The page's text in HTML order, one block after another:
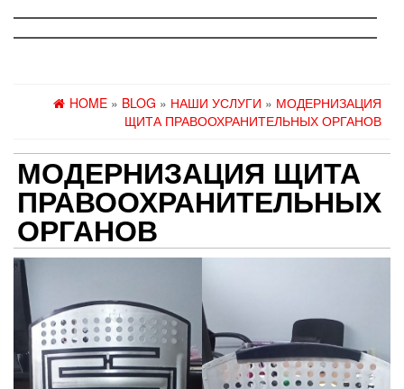
HOME » BLOG » НАШИ УСЛУГИ » МОДЕРНИЗАЦИЯ
ЩИТА ПРАВООХРАНИТЕЛЬНЫХ ОРГАНОВ
МОДЕРНИЗАЦИЯ ЩИТА
ПРАВООХРАНИТЕЛЬНЫХ
ОРГАНОВ